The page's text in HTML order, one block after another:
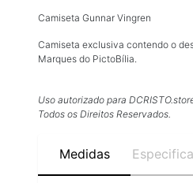
Camiseta Gunnar Vingren
Camiseta exclusiva contendo o
Marques do PictoBília.
Uso autorizado para
Todos os Direitos Reservados.
Medidas